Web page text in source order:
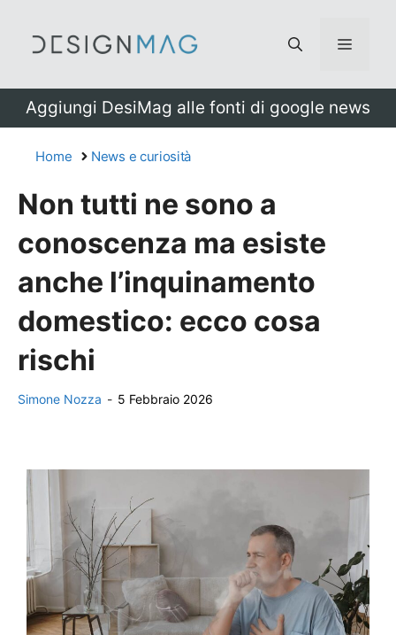
Menu
Aggiungi DesiMag alle fonti di google news
Home News e curiosità
Non tutti ne sono a
conoscenza ma esiste
anche l’inquinamento
domestico: ecco cosa
rischi
Simone Nozza - 5 Febbraio 2026